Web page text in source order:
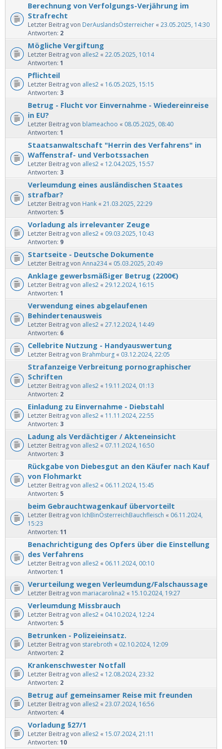
Berechnung von Verfolgungs-Verjährung im
Strafrecht
Letzter Beitrag von DerAuslandsÖsterreicher « 23.05.2025, 14:30
Antworten: 2
Mögliche Vergiftung
Letzter Beitrag von alles2 « 22.05.2025, 10:14
Antworten: 1
Pflichteil
Letzter Beitrag von alles2 « 16.05.2025, 15:15
Antworten: 3
Betrug - Flucht vor Einvernahme - Wiedereinreise
in EU?
Letzter Beitrag von blameachoo « 08.05.2025, 08:40
Antworten: 1
Staatsanwaltschaft "Herrin des Verfahrens" in
Waffenstraf- und Verbotssachen
Letzter Beitrag von alles2 « 12.04.2025, 15:57
Antworten: 3
Verleumdung eines ausländischen Staates
strafbar?
Letzter Beitrag von Hank « 21.03.2025, 22:29
Antworten: 5
Vorladung als irrelevanter Zeuge
Letzter Beitrag von alles2 « 09.03.2025, 10:43
Antworten: 9
Startseite - Deutsche Dokumente
Letzter Beitrag von Anna234« 05.03.2025, 20:49
Anklage gewerbsmäßiger Betrug (2200€)
Letzter Beitrag von alles2 « 29.12.2024, 16:15
Antworten: 1
Verwendung eines abgelaufenen
Behindertenausweis
Letzter Beitrag von alles2 « 27.12.2024, 14:49
Antworten: 6
Cellebrite Nutzung - Handyauswertung
Letzter Beitrag von Brahmburg « 03.12.2024, 22:05
Strafanzeige Verbreitung pornographischer
Schriften
Letzter Beitrag von alles2 « 19.11.2024, 01:13
Antworten: 2
Einladung zu Einvernahme - Diebstahl
Letzter Beitrag von alles2 « 11.11.2024, 22:55
Antworten: 3
Ladung als Verdächtiger / Akteneinsicht
Letzter Beitrag von alles2 « 07.11.2024, 16:50
Antworten: 3
Rückgabe von Diebesgut an den Käufer nach Kauf
von Flohmarkt
Letzter Beitrag von alles2 « 06.11.2024, 15:45
Antworten: 5
beim Gebrauchtwagenkauf übervorteilt
Letzter Beitrag von IchBinÖsterreichBauchfleisch « 06.11.2024,
15:23
Antworten: 11
Benachrichtigung des Opfers über die Einstellung
des Verfahrens
Letzter Beitrag von alles2 « 06.11.2024, 00:10
Antworten: 1
Verurteilung wegen Verleumdung/Falschaussage
Letzter Beitrag von mariacarolina2 « 15.10.2024, 19:27
Verleumdung Missbrauch
Letzter Beitrag von alles2 « 04.10.2024, 12:24
Antworten: 5
Betrunken - Polizeieinsatz.
Letzter Beitrag von starebroth « 02.10.2024, 12:09
Antworten: 2
Krankenschwester Notfall
Letzter Beitrag von alles2 « 12.08.2024, 23:32
Antworten: 2
Betrug auf gemeinsamer Reise mit freunden
Letzter Beitrag von alles2 « 23.07.2024, 16:56
Antworten: 4
Vorladung §27/1
Letzter Beitrag von alles2 « 15.07.2024, 21:11
Antworten: 10